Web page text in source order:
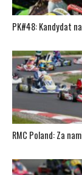
PK#48: Kandydat
RMC Poland: Za